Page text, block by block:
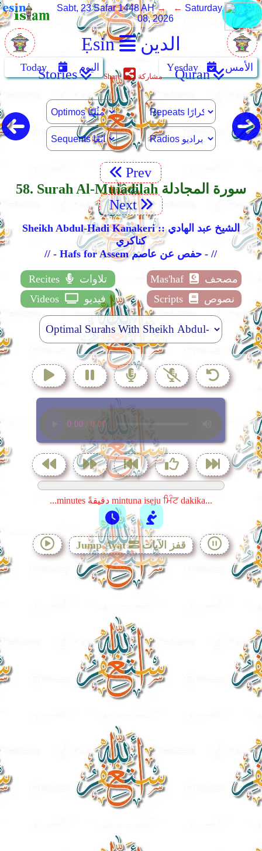
Ẹsin الدين
Sabt, 23 Safar 1448 AH → ← Saturday, August
08, 2026
Today اليوم Yẹsday الأمس Stories Share مشاركة Quran
Prev
58. Surah Al-Mujâdilah سورة المجادلة
Next
Sheikh Abdul-Hadi Kanakeri :: الشيخ عبد الهادي
كناكري
// - Hafs for Assem حفص عن عاصم - //
Recites تلاوات Mas'haf
مصحف
Videos
فيديو Scripts نصوص
...minutes دقيقةً mintuna isẹju ਮਿੰਟ dakika...
Jump Ayat قفز الآيات